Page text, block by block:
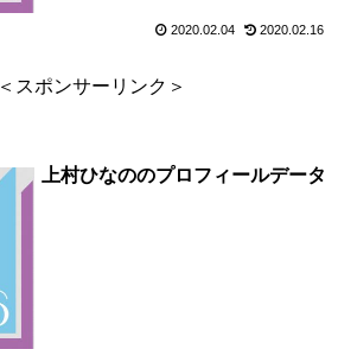
2020.02.04 2020.02.16
＜スポンサーリンク＞
上村ひなののプロフィールデータ